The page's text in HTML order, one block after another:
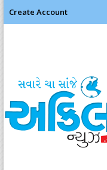
Create Account